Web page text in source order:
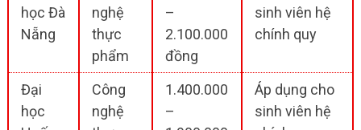
học Đà
Nẵng
nghệ
thực
phẩm
–
2.100.000
đồng
sinh viên hệ
chính quy
Đại
học
Công
nghệ
1.400.000
–
Áp dụng cho
sinh viên hệ